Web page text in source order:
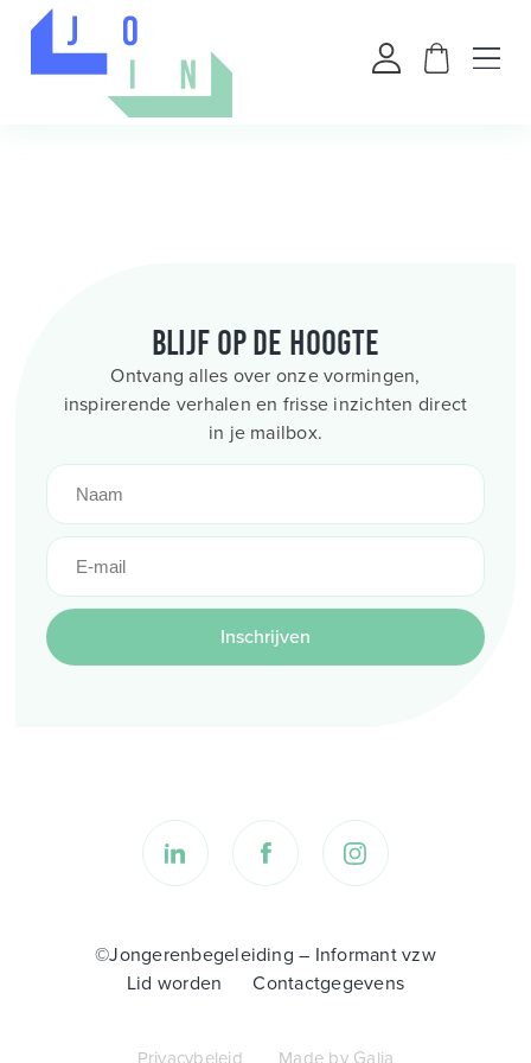
Blijf op de hoogte
Ontvang alles over onze vormingen,
inspirerende verhalen en frisse inzichten direct
in je mailbox.
Inschrijven
©Jongerenbegeleiding – Informant vzw
Lid worden
Contactgegevens